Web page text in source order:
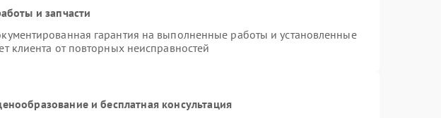
и запчасти
гарантия на выполненные работы и установленные
клиента от повторных неисправностей
и бесплатная консультация